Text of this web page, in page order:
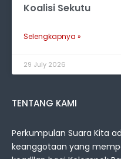
Koalisi Sekutu
Selengkapnya »
29 July 2026
TENTANG KAMI
Perkumpulan Suara Kita
keanggotaan yang